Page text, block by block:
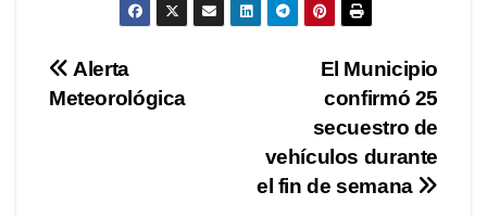
Navegación
El Municipio
confirmó 25
secuestro de
vehículos durante
el fin de semana
Alerta
Meteorológica